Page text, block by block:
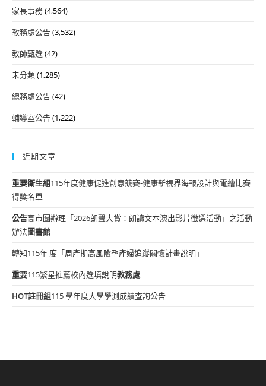
家長事務(4,564)
教務處公告(3,532)
教師甄選(42)
未分類(1,285)
總務處公告(42)
輔導室公告(1,222)
近期文章
重要衛生組115年度健康促進創意競賽-健康新視界海報設計與電繪比賽
得獎名單
公告高市圖辦理「2026朗聲大賞：朗讀文本演出影片徵選活動」之活動
辦法圖書館
轉知115年 度「周產期高風險孕產婦追蹤關懷計畫說明」
重要115繁星推薦校內選填說明教務處
HOT註冊組115 學年度大學學測成績查詢公告